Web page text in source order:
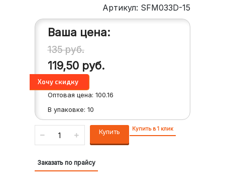
Артикул: SFM033D-15
Ваша цена:
135руб.
119,50 руб.
Оптовая цена: 100.16
В упаковке: 10
Купить Купить в 1 клик
Заказать по прайсу